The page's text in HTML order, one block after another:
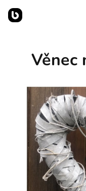
obsah
Věnec